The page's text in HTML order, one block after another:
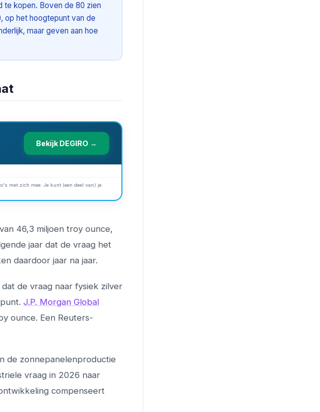
te kopen. Boven de 80 zien
op het hoogtepunt van de
maar geven aan hoe
Bekijk DEGIRO →
met zich mee. Je kunt (een deel van) je
46,3 miljoen troy ounce,
jaar dat de vraag het
daardoor jaar na jaar.
de vraag naar fysiek zilver
J.P. Morgan Global
ounce. Een Reuters-
de zonnepanelenproductie
vraag in 2026 naar
compenseert